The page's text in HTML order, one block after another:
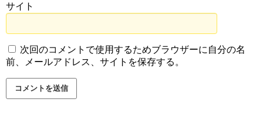
サイト
次回のコメントで使用するためブラウザーに自分の名
前、メールアドレス、サイトを保存する。